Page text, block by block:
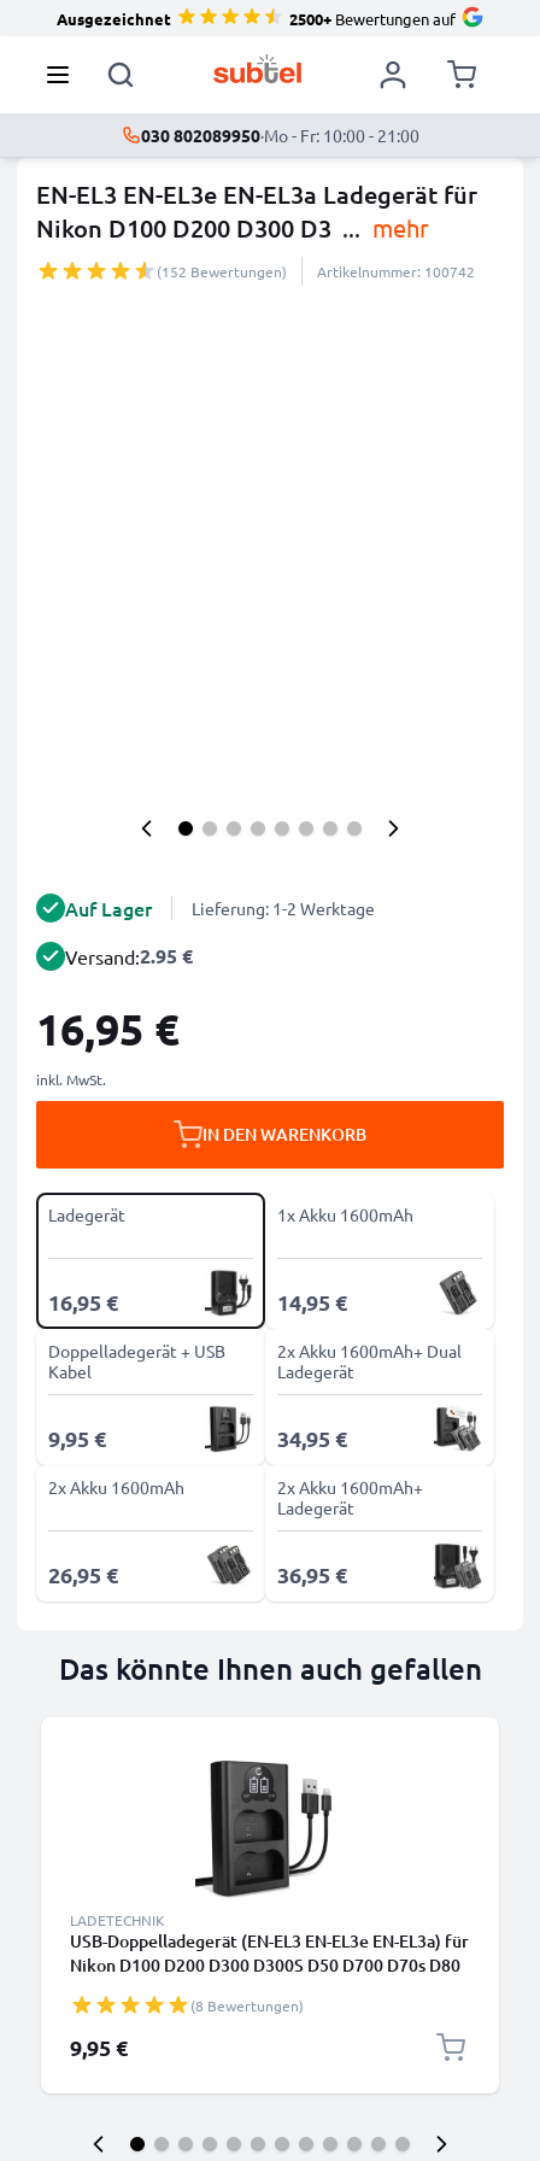
Ausgezeichnet 2500+Bewertungen auf
030 802089950·Mo - Fr: 10:00 - 21:00
EN-EL3 EN-EL3e EN-EL3a Ladegerät für
Nikon D100 D200 D300 D3 ... mehr
(152 Bewertungen) Artikelnummer: 100742
Auf Lager Lieferung: 1-2 Werktage
Versand:2.95 €
16,95 €
inkl. MwSt.
IN DEN WARENKORB
Ladegerät
16,95 €
1x Akku 1600mAh
14,95 €
Doppelladegerät + USB
Kabel
9,95 €
2x Akku 1600mAh+ Dual
Ladegerät
34,95 €
2x Akku 1600mAh
26,95 €
2x Akku 1600mAh+
Ladegerät
36,95 €
Das könnte Ihnen auch gefallen
LADETECHNIK
USB-Doppelladegerät (EN-EL3 EN-EL3e EN-EL3a) für
Nikon D100 D200 D300 D300S D50 D700 D70s D80
(8 Bewertungen)
9,95 €